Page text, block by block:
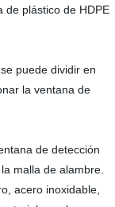
de plástico de HDPE
puede dividir en
la ventana de
de detección
malla de alambre.
acero inoxidable,